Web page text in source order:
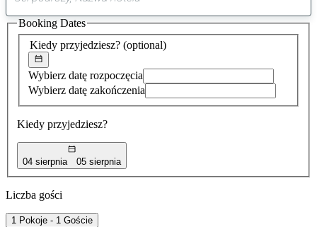
sugestia
została
znaleziona
Kiedy przyjedziesz? (optional)
Wybierz datę rozpoczęcia
Wybierz datę zakończenia
Kiedy przyjedziesz?
04 sierpnia 05 sierpnia
Booking Dates
Liczba gości
1 Pokoje - 1 Goście